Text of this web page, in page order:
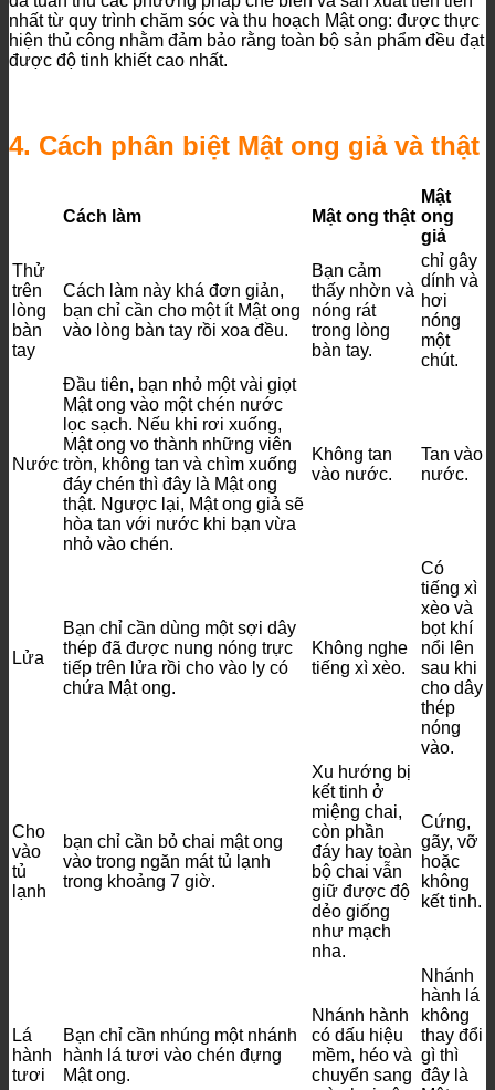
nhất từ quy trình chăm sóc và thu hoạch Mật ong: được thực
hiện thủ công nhằm đảm bảo rằng toàn bộ sản phẩm đều đạt
được độ tinh khiết cao nhất.
4. Cách phân biệt Mật ong giả và thật
Cách làm Mật ong thật
Mật
ong
giả
Thử
trên
lòng
bàn
tay
Cách làm này khá đơn giản,
bạn chỉ cần cho một ít Mật ong
vào lòng bàn tay rồi xoa đều.
Bạn cảm
thấy nhờn và
nóng rát
trong lòng
bàn tay.
chỉ gây
dính và
hơi
nóng
một
chút.
Nước
Đầu tiên, bạn nhỏ một vài giọt
Mật ong vào một chén nước
lọc sạch. Nếu khi rơi xuống,
Mật ong vo thành những viên
tròn, không tan và chìm xuống
đáy chén thì đây là Mật ong
thật. Ngược lại, Mật ong giả sẽ
hòa tan với nước khi bạn vừa
nhỏ vào chén.
Không tan
vào nước.
Tan vào
nước.
Lửa
Bạn chỉ cần dùng một sợi dây
thép đã được nung nóng trực
tiếp trên lửa rồi cho vào ly có
chứa Mật ong.
Không nghe
tiếng xì xèo.
Có
tiếng xì
xèo và
bọt khí
nổi lên
sau khi
cho dây
thép
nóng
vào.
Cho
vào
tủ
lạnh
bạn chỉ cần bỏ chai mật ong
vào trong ngăn mát tủ lạnh
trong khoảng 7 giờ.
Xu hướng bị
kết tinh ở
miệng chai,
còn phần
đáy hay toàn
bộ chai vẫn
giữ được độ
dẻo giống
như mạch
nha.
Cứng,
gãy, vỡ
hoặc
không
kết tinh.
Lá
hành
tươi
Bạn chỉ cần nhúng một nhánh
hành lá tươi vào chén đựng
Mật ong.
Nhánh hành
có dấu hiệu
mềm, héo và
chuyển sang
Nhánh
hành lá
không
thay đổi
gì thì
đây là